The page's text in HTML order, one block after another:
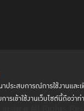
ระสบการณ์การใช้งานและ
รเข้าใช้งานเว็บไซต์นี้ถือว่